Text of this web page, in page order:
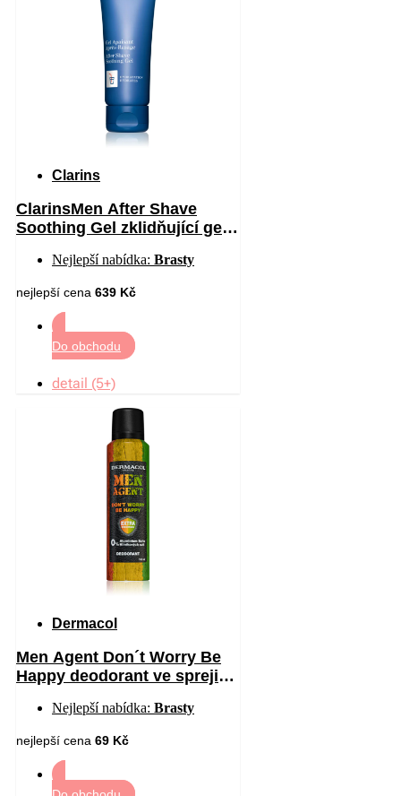
Clarins
ClarinsMen After Shave
Soothing Gel zklidňující gel
Nejlepší nabídka: Brasty
nejlepší cena 639 Kč
Do obchodu
detail (5+)
Dermacol
Men Agent Don´t Worry Be
Happy deodorant ve spreji
Nejlepší nabídka: Brasty
nejlepší cena 69 Kč